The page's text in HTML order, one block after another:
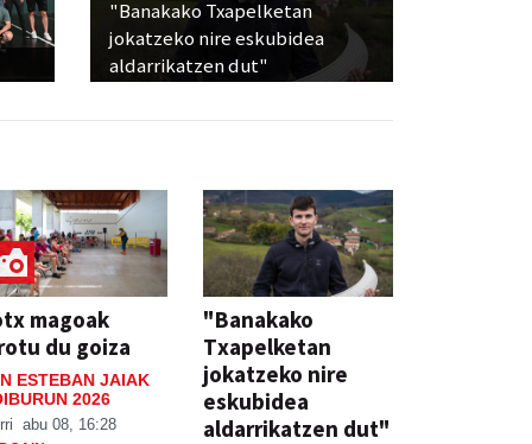
"Banakako Txapelketan
jokatzeko nire eskubidea
aldarrikatzen dut"
magoak
du goiza
ESTEBAN JAIAK
2026
abu 08, 16:28
"Banakako
Txapelketan
jokatzeko nire
eskubidea
aldarrikatzen dut"